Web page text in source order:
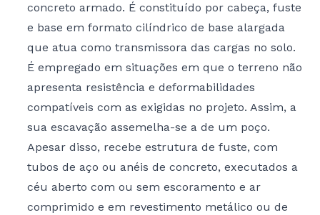
concreto armado. É constituído por cabeça, fuste
e base em formato cilíndrico de base alargada
que atua como transmissora das cargas no solo.
É empregado em situações em que o terreno não
apresenta resistência e deformabilidades
compatíveis com as exigidas no projeto. Assim, a
sua escavação assemelha-se a de um poço.
Apesar disso, recebe estrutura de fuste, com
tubos de aço ou anéis de concreto, executados a
céu aberto com ou sem escoramento e ar
comprimido e em revestimento metálico ou de